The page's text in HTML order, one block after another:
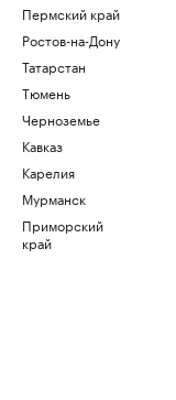
Пермский край
Ростов-на-Дону
Татарстан
Тюмень
Черноземье
Кавказ
Карелия
Мурманск
Приморский
край